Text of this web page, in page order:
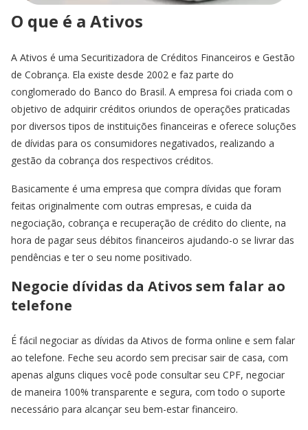
O que é a Ativos
A Ativos é uma Securitizadora de Créditos Financeiros e Gestão
de Cobrança. Ela existe desde 2002 e faz parte do
conglomerado do Banco do Brasil. A empresa foi criada com o
objetivo de adquirir créditos oriundos de operações praticadas
por diversos tipos de instituições financeiras e oferece soluções
de dívidas para os consumidores negativados, realizando a
gestão da cobrança dos respectivos créditos.
Basicamente é uma empresa que compra dívidas que foram
feitas originalmente com outras empresas, e cuida da
negociação, cobrança e recuperação de crédito do cliente, na
hora de pagar seus débitos financeiros ajudando-o se livrar das
pendências e ter o seu nome positivado.
Negocie dívidas da Ativos sem falar ao
telefone
É fácil negociar as dívidas da Ativos de forma online e sem falar
ao telefone. Feche seu acordo sem precisar sair de casa, com
apenas alguns cliques você pode consultar seu CPF, negociar
de maneira 100% transparente e segura, com todo o suporte
necessário para alcançar seu bem-estar financeiro.